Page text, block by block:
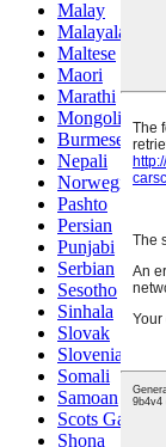
Malay
Malayalam
Maltese
Maori
Marathi
Mongolian
Burmese
Nepali
Norwegian
Pashto
Persian
Punjabi
Serbian
Sesotho
Sinhala
Slovak
Slovenian
Somali
Samoan
Scots Gaelic
Shona